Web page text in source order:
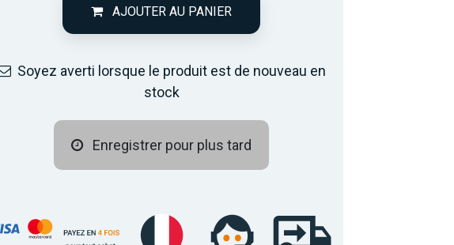
AJOUTER AU PANIER
Soyez averti lorsque le produit est de nouveau en
stock
Enregistrer pour plus tard